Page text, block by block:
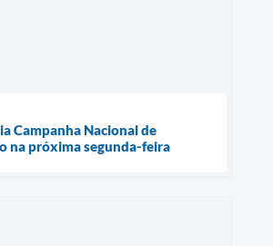
Campanha Nacional de
na próxima segunda-feira